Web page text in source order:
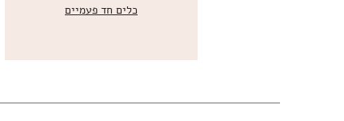
כלים חד פעמיים